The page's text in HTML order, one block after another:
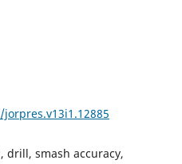
drill, smash accuracy,